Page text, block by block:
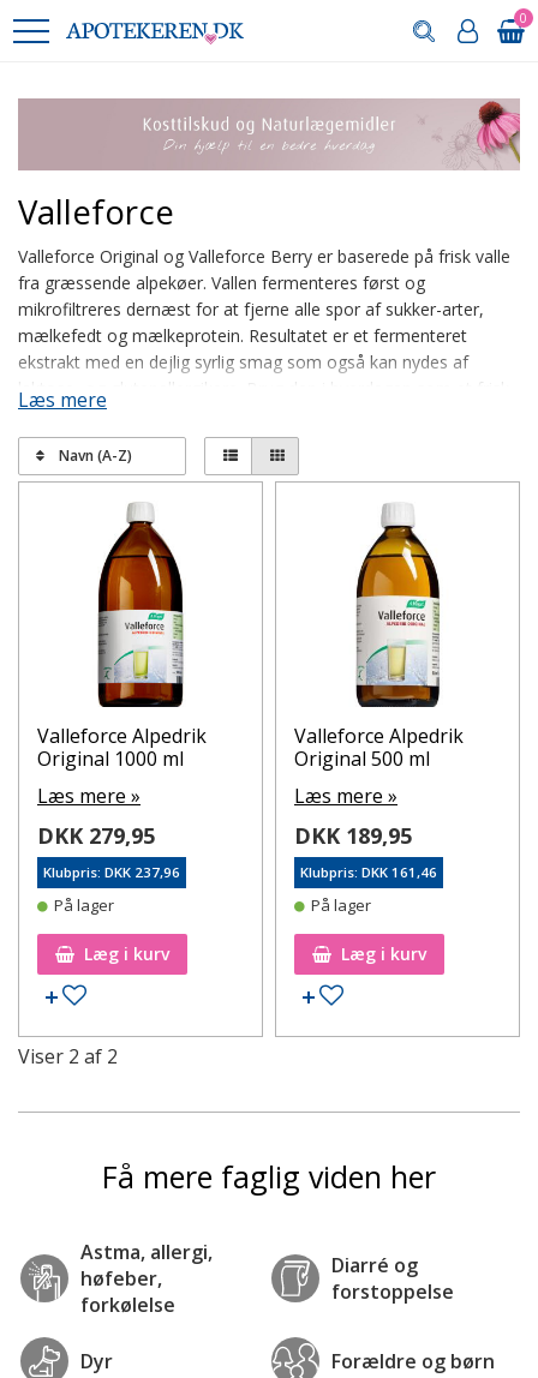
0
Valleforce
Valleforce Original og Valleforce Berry er baserede på frisk valle
fra græssende alpekøer. Vallen fermenteres først og
mikrofiltreres dernæst for at fjerne alle spor af sukker-arter,
mælkefedt og mælkeprotein. Resultatet er et fermenteret
ekstrakt med en dejlig syrlig smag som også kan nydes af
laktose- og glutenallergikere. Brug den i hverdagen som et frisk
pust og når du ønsker at indtage et fermenteret produkt.
Valleforce findes i 2 udgaver
højt og naturligt indhold af L+ mælkesyre
Valleforce Berrysom foruden Valleforce Original også
indeholder juice af aroniabær og granatæble og stevia for en
frisk og frugtig smag samt calcium som bidrager til
fordøjelsesenzymernes normale funktion og en god
mavefornemmelse.
Læs mere
Navn (A-Z)
Valleforce Alpedrik
Original 1000 ml
Læs mere »
DKK 279,95
Klubpris: DKK 237,96
På lager
Læg i kurv
Tilføj til ønskeseddel
Valleforce Alpedrik
Original 500 ml
Læs mere »
DKK 189,95
Klubpris: DKK 161,46
På lager
Læg i kurv
Tilføj til ønskeseddel
Viser 2 af 2
Få mere faglig viden her
Astma, allergi,
høfeber,
forkølelse
Diarré og
forstoppelse
Dyr Forældre og børn